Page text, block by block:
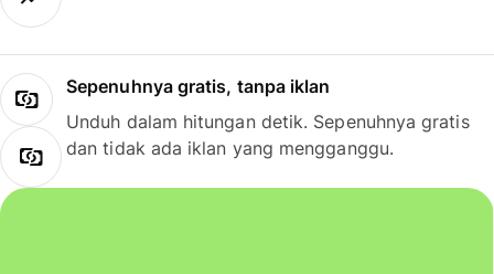
Sepenuhnya gratis, tanpa iklan
Unduh dalam hitungan detik. Sepenuhnya gratis
dan tidak ada iklan yang mengganggu.